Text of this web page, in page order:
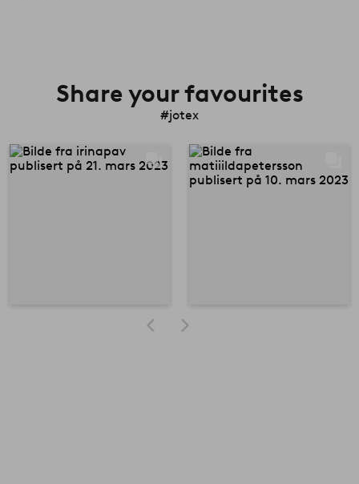
Share your favourites
#jotex